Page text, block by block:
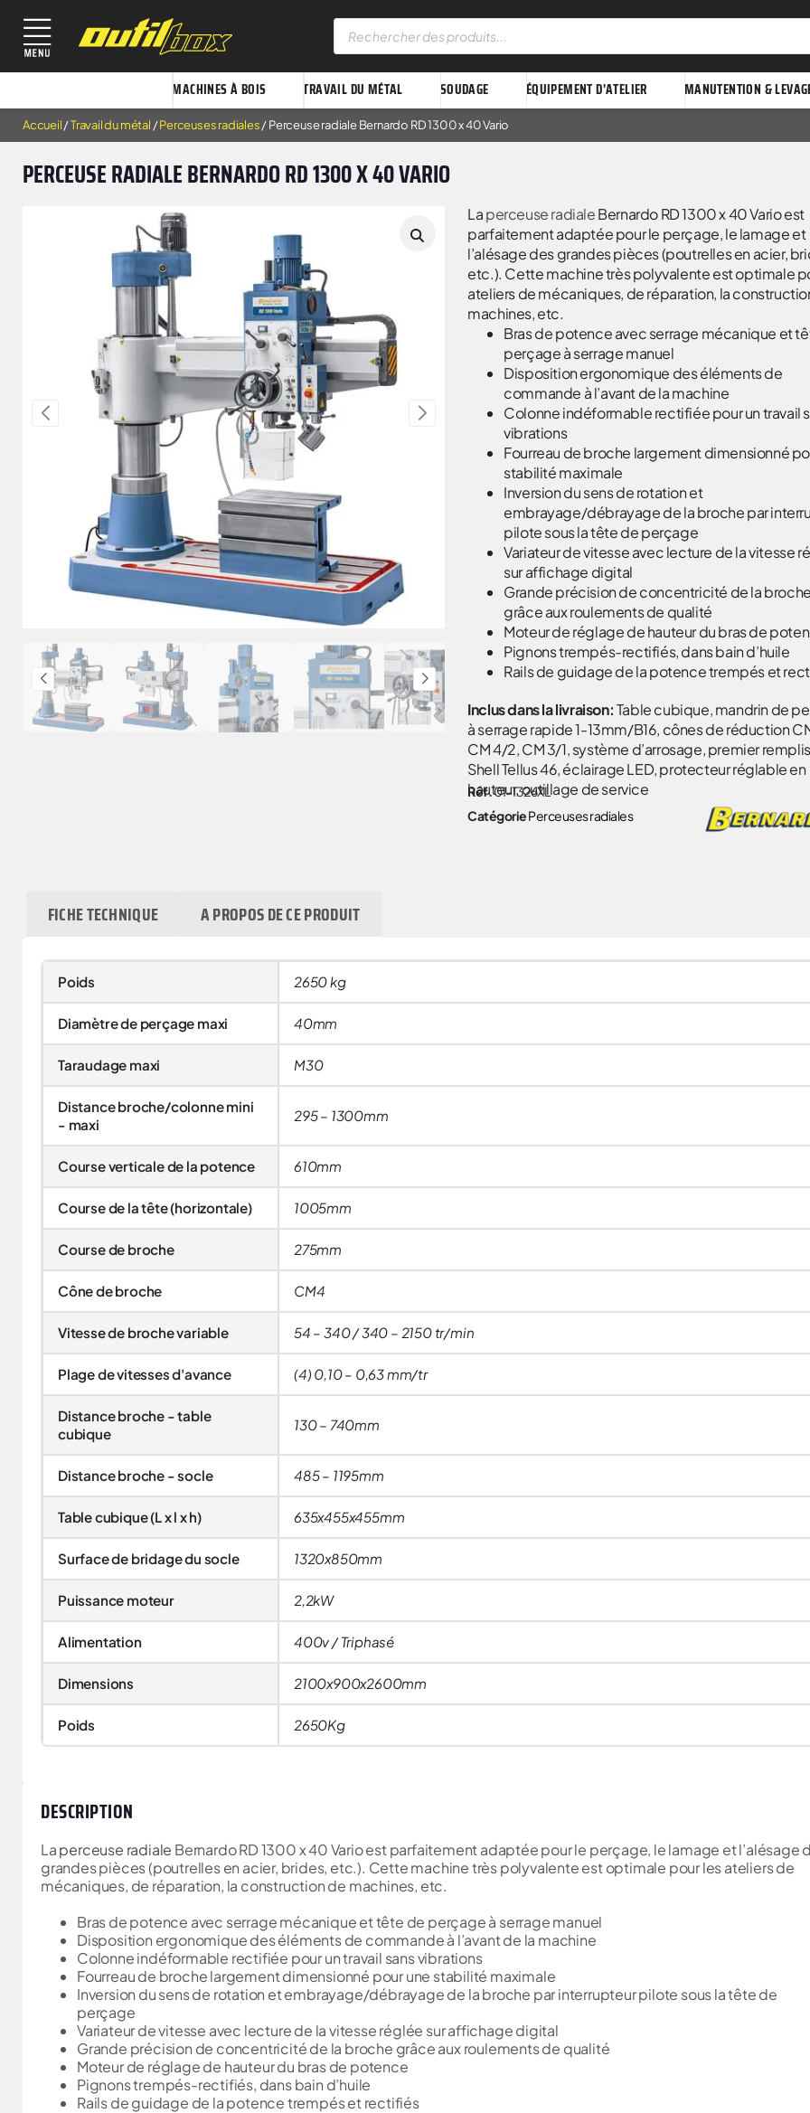
MACHINES À BOIS TRAVAIL DU MÉTAL SOUDAGE ÉQUIPEMENT D'ATELIER MANUTENTION &
Accueil/Travail du métal /Perceuses radiales/ Perceuse radiale Bernardo RD 1300 x 40 Vario
PERCEUSE RADIALE BERNARDO RD 1300 X 40 VARIO
Laperceuse radialeBernardo RD 1300 x 40 Vario est
parfaitement adaptée pour le perçage, le lamage et
l’alésage des grandes pièces (poutrelles en acier,
etc.). Cette machine très polyvalente est optimale
ateliers de mécaniques, de réparation, la
machines, etc.
Bras de potence avec serrage mécanique et
perçage à serrage manuel
Disposition ergonomique des éléments de
commande à l’avant de la machine
Colonne indéformable rectifiée pour un travail
vibrations
Fourreau de broche largement dimensionné
stabilité maximale
Inversion du sens de rotation et
embrayage/débrayage de la broche par
pilote sous la tête de perçage
Variateur de vitesse avec lecture de la vitesse
sur affichage digital
Grande précision de concentricité de la
grâce aux roulements de qualité
Moteur de réglage de hauteur du bras de
Pignons trempés-rectifiés, dans bain d’huile
Rails de guidage de la potence trempés et
Inclus dans la livraison:Table cubique, mandrin de
à serrage rapide 1-13mm/B16, cônes de réduction
CM 4/2, CM 3/1, système d’arrosage, premier
Shell Tellus 46, éclairage LED, protecteur réglable en
hauteur, outillage de service
Réf.01-1326XL
CatégoriePerceuses radiales
FICHE TECHNIQUE A PROPOS DE CE PRODUIT
Poids 2650 kg
Diamètre de perçage maxi 40mm
Taraudage maxi M30
Distance broche/colonne mini
- maxi
295 – 1300mm
Course verticale de la potence 610mm
Course de la tête (horizontale) 1005mm
Course de broche 275mm
Cône de broche CM4
Vitesse de broche variable 54 – 340 / 340 – 2150 tr/min
Plage de vitesses d'avance (4) 0,10 – 0,63 mm/tr
Distance broche - table
cubique
130 – 740mm
Distance broche - socle 485 – 1195mm
Table cubique (L x l x h) 635x455x455mm
Surface de bridage du socle 1320x850mm
Puissance moteur 2,2kW
Alimentation 400v / Triphasé
Dimensions 2100x900x2600mm
Poids 2650Kg
DESCRIPTION
Laperceuse radiale Bernardo RD 1300 x 40 Vario est parfaitement adaptée pour le perçage, le lamage et l’alésage
grandes pièces (poutrelles en acier, brides, etc.). Cette machine très polyvalente est optimale pour les ateliers de
mécaniques, de réparation, la construction de machines, etc.
Bras de potence avec serrage mécanique et tête de perçage à serrage manuel
Disposition ergonomique des éléments de commande à l’avant de la machine
Colonne indéformable rectifiée pour un travail sans vibrations
Fourreau de broche largement dimensionné pour une stabilité maximale
Inversion du sens de rotation et embrayage/débrayage de la broche par interrupteur pilote sous la tête de
perçage
Variateur de vitesse avec lecture de la vitesse réglée sur affichage digital
Grande précision de concentricité de la broche grâce aux roulements de qualité
Moteur de réglage de hauteur du bras de potence
Pignons trempés-rectifiés, dans bain d’huile
Rails de guidage de la potence trempés et rectifiés